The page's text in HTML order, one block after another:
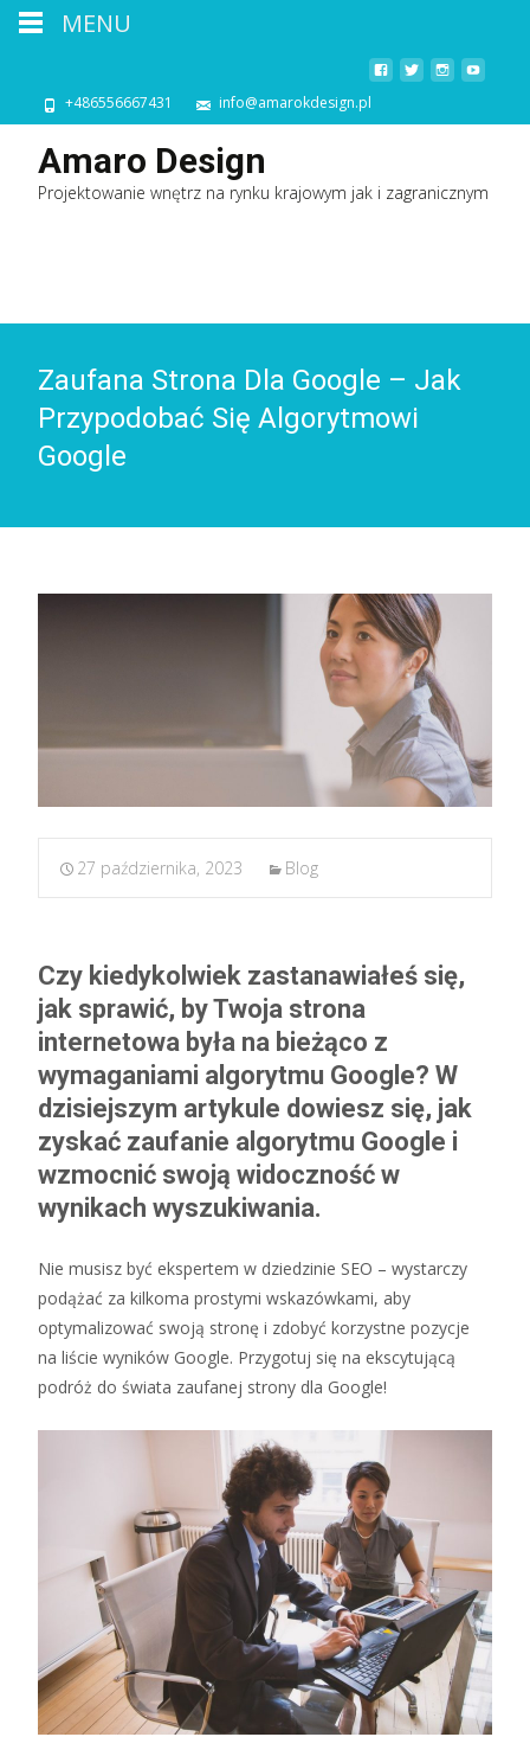
+486556667431 info@amarokdesign.pl
Amaro Design
Projektowanie wnętrz na rynku krajowym jak i zagranicznym
Zaufana Strona Dla Google – Jak
Przypodobać Się Algorytmowi
Google
27 października, 2023 Blog
Czy kiedykolwiek zastanawiałeś się,
jak sprawić, by Twoja strona
internetowa była na bieżąco z
wymaganiami algorytmu Google? W
dzisiejszym artykule dowiesz się, jak
zyskać zaufanie algorytmu Google i
wzmocnić swoją widoczność w
wynikach wyszukiwania.
Nie musisz być ekspertem w dziedzinie SEO – wystarczy
podążać za kilkoma prostymi wskazówkami, aby
optymalizować swoją stronę i zdobyć korzystne pozycje
na liście wyników Google. Przygotuj się na ekscytującą
podróż do świata zaufanej strony dla Google!
MENU